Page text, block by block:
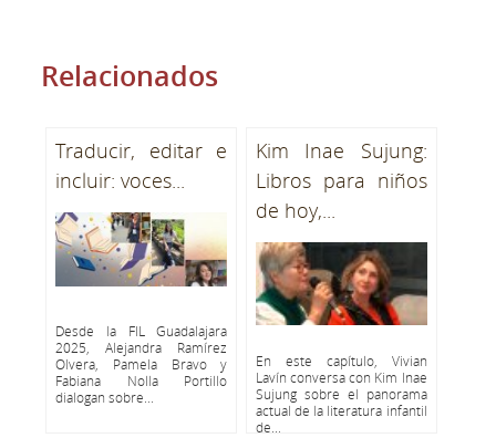
Relacionados
Traducir, editar e
incluir: voces...
Desde la FIL Guadalajara
2025, Alejandra Ramírez
Olvera, Pamela Bravo y
Fabiana Nolla Portillo
dialogan sobre...
Kim Inae Sujung:
Libros para niños
de hoy,...
En este capítulo, Vivian
Lavín conversa con Kim Inae
Sujung sobre el panorama
actual de la literatura infantil
de...